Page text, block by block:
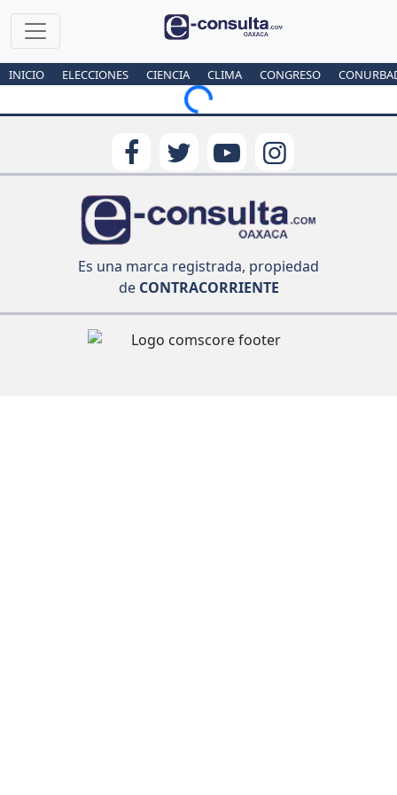
INICIO ELECCIONES CIENCIA CLIMA CONGRESO
Loading...
Es una marca registrada, propiedad
deCONTRACORRIENTE